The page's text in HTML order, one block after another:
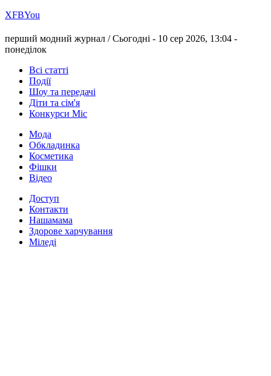
ХFBYou
перший модний журнал /Сьогодні - 10 сер 2026, 13:04 -
понеділок
Всі статті
Події
Шоу та передачі
Діти та сім'я
Конкурси Міс
Мода
Обкладинка
Косметика
Фішки
Відео
Доступ
Контакти
Нашамама
Здорове харчування
Міледі